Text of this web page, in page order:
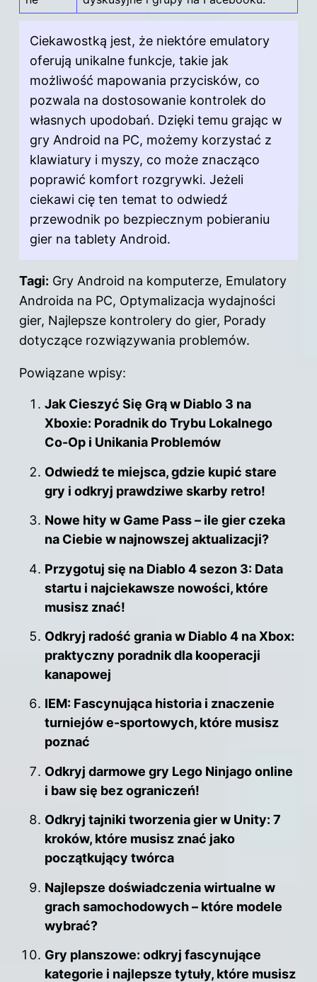
Ciekawostką jest, że niektóre emulatory
oferują unikalne funkcje, takie jak
możliwość mapowania przycisków, co
pozwala na dostosowanie kontrolek do
własnych upodobań. Dzięki temu grając w
gry Android na PC, możemy korzystać z
klawiatury i myszy, co może znacząco
poprawić komfort rozgrywki. Jeżeli
ciekawi cię ten temat to odwiedź
przewodnik po bezpiecznym pobieraniu
gier na tablety Android.
Tagi: Gry Android na komputerze, Emulatory
Androida na PC, Optymalizacja wydajności
gier, Najlepsze kontrolery do gier, Porady
dotyczące rozwiązywania problemów.
Powiązane wpisy:
Jak Cieszyć Się Grą w Diablo 3 na
Xboxie: Poradnik do Trybu Lokalnego
Co-Op i Unikania Problemów
Odwiedź te miejsca, gdzie kupić stare
gry i odkryj prawdziwe skarby retro!
Nowe hity w Game Pass – ile gier czeka
na Ciebie w najnowszej aktualizacji?
Przygotuj się na Diablo 4 sezon 3: Data
startu i najciekawsze nowości, które
musisz znać!
Odkryj radość grania w Diablo 4 na Xbox:
praktyczny poradnik dla kooperacji
kanapowej
IEM: Fascynująca historia i znaczenie
turniejów e-sportowych, które musisz
poznać
Odkryj darmowe gry Lego Ninjago online
i baw się bez ograniczeń!
Odkryj tajniki tworzenia gier w Unity: 7
kroków, które musisz znać jako
początkujący twórca
Najlepsze doświadczenia wirtualne w
grach samochodowych – które modele
wybrać?
Gry planszowe: odkryj fascynujące
kategorie i najlepsze tytuły, które musisz